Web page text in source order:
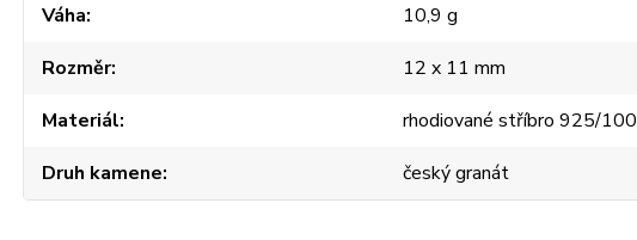
Váha
10,9 g
Rozměr
12 x 11 mm
Materiál
rhodiované stříbro 925/
Druh kamene
český granát